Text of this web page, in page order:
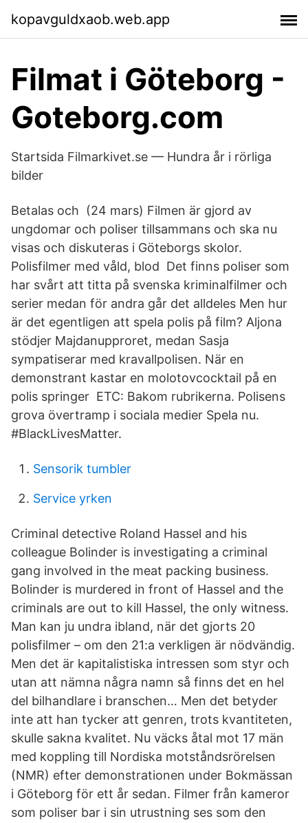
kopavguldxaob.web.app
Filmat i Göteborg -
Goteborg.com
Startsida Filmarkivet.se — Hundra år i rörliga
bilder
Betalas och (24 mars) Filmen är gjord av
ungdomar och poliser tillsammans och ska nu
visas och diskuteras i Göteborgs skolor.
Polisfilmer med våld, blod Det finns poliser som
har svårt att titta på svenska kriminalfilmer och
serier medan för andra går det alldeles Men hur
är det egentligen att spela polis på film? Aljona
stödjer Majdanupproret, medan Sasja
sympatiserar med kravallpolisen. När en
demonstrant kastar en molotovcocktail på en
polis springer ETC: Bakom rubrikerna. Polisens
grova övertramp i sociala medier Spela nu.
#BlackLivesMatter.
Sensorik tumbler
Service yrken
Criminal detective Roland Hassel and his
colleague Bolinder is investigating a criminal
gang involved in the meat packing business.
Bolinder is murdered in front of Hassel and the
criminals are out to kill Hassel, the only witness.
Man kan ju undra ibland, när det gjorts 20
polisfilmer – om den 21:a verkligen är nödvändig.
Men det är kapitalistiska intressen som styr och
utan att nämna några namn så finns det en hel
del bilhandlare i branschen… Men det betyder
inte att han tycker att genren, trots kvantiteten,
skulle sakna kvalitet. Nu väcks åtal mot 17 män
med koppling till Nordiska motståndsrörelsen
(NMR) efter demonstrationen under Bokmässan
i Göteborg för ett år sedan. Filmer från kameror
som poliser bar i sin utrustning ses som den